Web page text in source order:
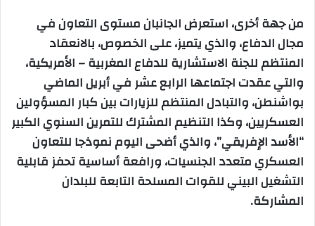
من جهة أخرى، استعرض الجانبان مستوى التعاون في
مجال الدفاع، والذي يتميز، على الخصوص، بالانعقاد
المنتظم للجنة الاستشارية للدفاع المغربية – الأمريكية،
والتي عقدت اجتماعها الرابع عشر في أبريل الماضي
بواشنطن، والتبادل المنتظم للزيارات بين كبار المسؤولين
العسكريين، وكذا التنظيم المشترك للتمرين السنوي الكبير
“الأسد الإفريقي”، والذي أضحى اليوم نموذجا للتعاون
العسكري متعدد الجنسيات، ورافعة أساسية تحفز قابلية
التشغيل البيني للقوات المسلحة التابعة للبلدان
المشاركة.